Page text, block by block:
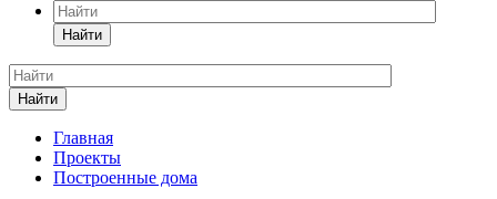
Найти
Найти
Главная
Проекты
Построенные дома